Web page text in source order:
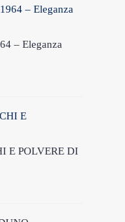
– Eleganza
E POLVERE DI